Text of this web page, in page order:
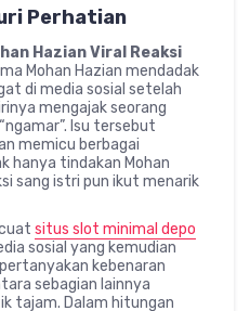
Perhatian
Hazian Viral Reaksi
Mohan Hazian mendadak
di media sosial setelah
mengajak seorang
Isu tersebut
memicu berbagai
hanya tindakan Mohan
sang istri pun ikut menarik
situs slot minimal depo
sosial yang kemudian
kebenaran
sebagian lainnya
tajam. Dalam hitungan